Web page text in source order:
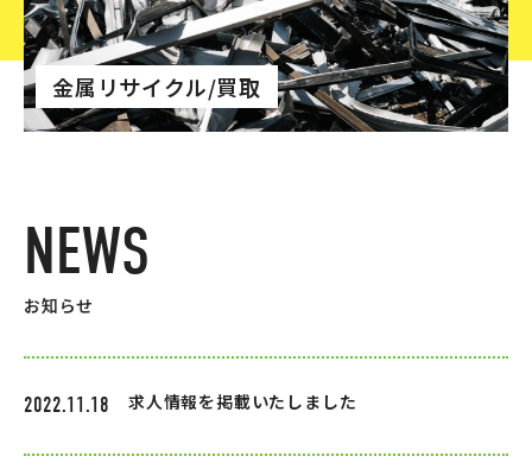
金属リサイクル/買取
NEWS
お知らせ
2022.11.18 求人情報を掲載いたしました